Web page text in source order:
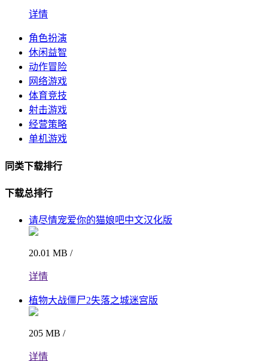
详情
角色扮演
休闲益智
动作冒险
网络游戏
体育竞技
射击游戏
经营策略
单机游戏
同类下载排行
下载总排行
请尽情宠爱你的猫娘吧中文汉化版
20.01 MB /
详情
植物大战僵尸2失落之城迷宫版
205 MB /
详情